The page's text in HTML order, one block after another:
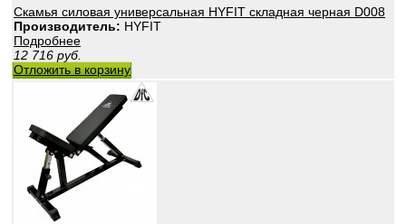
Скамья силовая универсальная HYFIT складная черная D008
Производитель: HYFIT
Подробнее
12 716 руб.
Отложить в корзину